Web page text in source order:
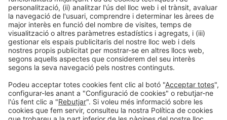
Política de privacitat
Política de cookies
#HOSTELCO2026